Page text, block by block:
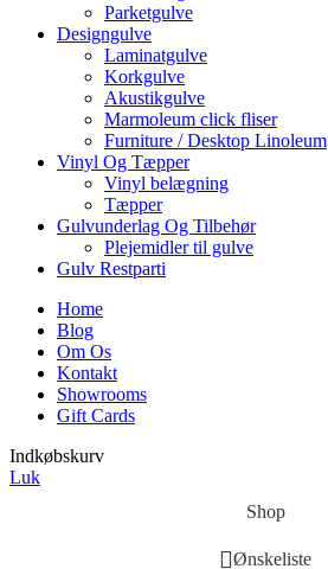
Parketgulve
Designgulve
Laminatgulve
Korkgulve
Akustikgulve
Marmoleum click fliser
Furniture / Desktop Linoleum
Vinyl Og Tæpper
Vinyl belægning
Tæpper
Gulvunderlag Og Tilbehør
Plejemidler til gulve
Gulv Restparti
Home
Blog
Om Os
Kontakt
Showrooms
Gift Cards
Indkøbskurv
Luk
Shop
Ønskeliste